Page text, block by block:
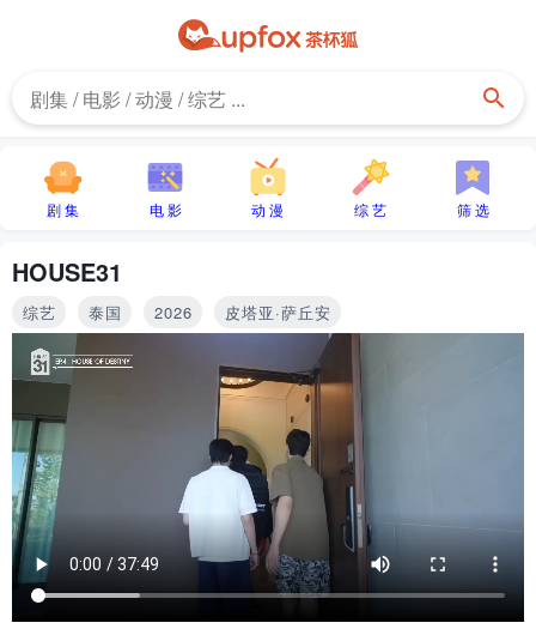
剧 集 电 影 动 漫 综 艺 筛 选
HOUSE31
综艺 泰国 2026 皮塔亚·萨丘安